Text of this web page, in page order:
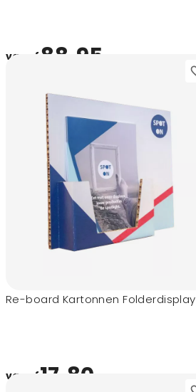
vanaf 88,95
Re-board Kartonnen Folderdisplay
vanaf17,80